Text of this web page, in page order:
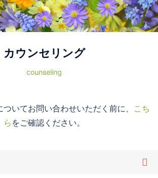
カウンセリング
counseling
いてお問い合わせいただく前に、 こち
ら をご確認ください。